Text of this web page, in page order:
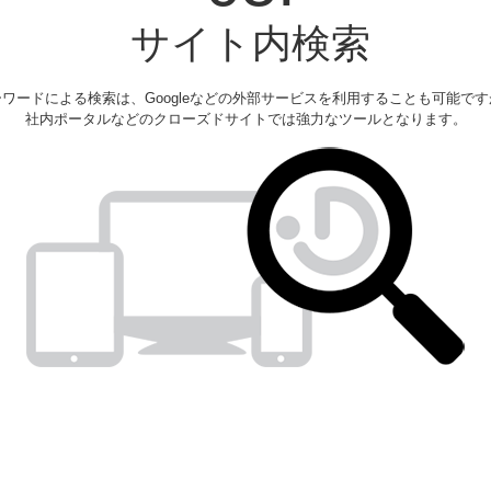
サイト内検索
ードによる検索は、Googleなどの外部サービスを利用することも可能で
社内ポータルなどのクローズドサイトでは強力なツールとなります。